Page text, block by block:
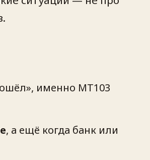
именно MT103
, а ещё когда банк или